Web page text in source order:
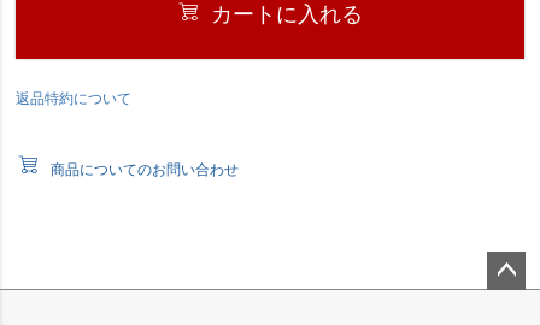
カートに入れる
返品特約について
商品についてのお問い合わせ